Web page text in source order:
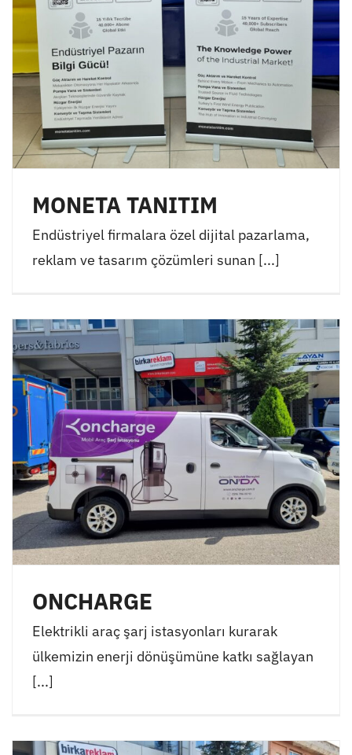
MONETA TANITIM
Endüstriyel firmalara özel dijital pazarlama,
reklam ve tasarım çözümleri sunan [...]
ONCHARGE
Elektrikli araç şarj istasyonları kurarak
ülkemizin enerji dönüşümüne katkı sağlayan
[...]